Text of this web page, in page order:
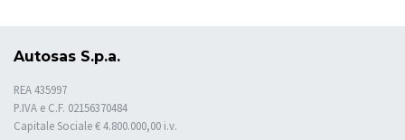
Autosas S.p.a.
REA 435997
P.IVA e C.F. 02156370484
Capitale Sociale € 4.800.000,00 i.v.